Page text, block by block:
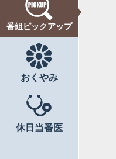
番組ピックアップ
おくやみ
休日当番医